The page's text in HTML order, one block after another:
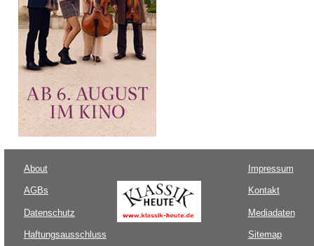
About
AGBs
Datenschutz
Haftungsausschluss
Impressum
Kontakt
Mediadaten
Sitemap